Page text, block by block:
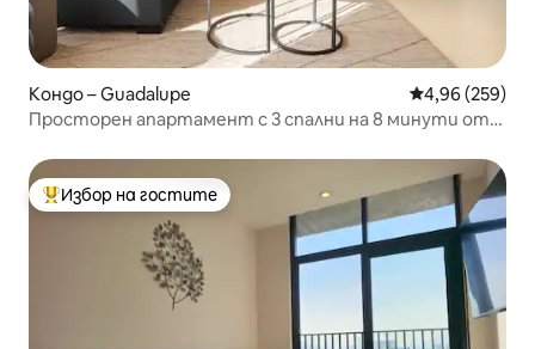
Кондо – Guadalupe Средна
4,96 (259)
Просторен апартамент с 3 спални на 8 минути от
Най-популярен избор на гостите
Избор на гостите